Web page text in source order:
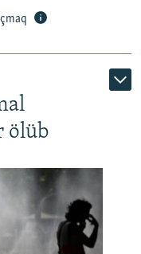
ölüb